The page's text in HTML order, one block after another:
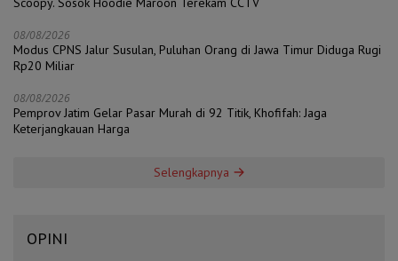
08/08/2026
Modus CPNS Jalur Susulan, Puluhan Orang di Jawa Timur Diduga Rugi
Rp20 Miliar
08/08/2026
Pemprov Jatim Gelar Pasar Murah di 92 Titik, Khofifah: Jaga
Keterjangkauan Harga
Selengkapnya
OPINI